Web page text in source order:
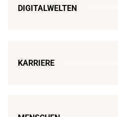
DIGITALWELTEN
KARRIERE